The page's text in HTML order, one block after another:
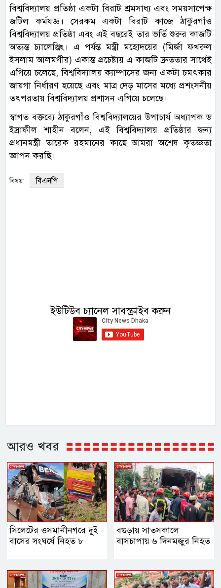
বিশ্ববিদ্যালয় প্রতিষ্ঠা একটা বিরাট শ্রমসাধ্য এবং সময়সাপেক্ষ
জটিল কর্মযজ্ঞ। সেরকম একটা বিরাট কাজে ঠাকুরগাঁও
বিশ্ববিদ্যালয় প্রতিষ্ঠা এবং এই বছরেই তার ভর্তি শুরুর কাজটি
অত্যন্ত চ্যালেঞ্জিং। এ পর্যন্ত মন্ত্রী মহোদয়ের (মির্জা ফখরুল
ইসলাম আলমগীর) একান্ত প্রচেষ্টায় এ কাজটি দ্রুততার সাথেই
এগিয়ে চলেছে, বিশ্ববিদ্যালয় ক্যাম্পাসের জন্য একটা চমৎকার
জায়গা নির্ধারণ হয়েছে এবং মাত্র দেড় মাসের মধ্যে প্রশংসনীয়
তৎপরতায় বিশ্ববিদ্যালয় প্রশাসন এগিয়ে চলেছে।
স্বাগত বক্তব্যে ঠাকুরগাঁও বিশ্ববিদ্যালয়ের উপাচার্য অধ্যাপক ড
ইস্রাফীল শাহীন বলেন, এই বিশ্ববিদ্যালয় প্রতিষ্ঠার জন্য
প্রধানমন্ত্রী তারেক রহমানের কাছে আমরা অশেষ কৃতজ্ঞতা
জ্ঞাপন করছি।
বিষয়: বিএনপি
ইউটিউব চ্যানেল সাবস্ক্রাইব করুন
আরও খবর
সিলেটের ওসমানীনগরে দুই
বাসের সংঘর্ষে নিহত ৮
বগুড়ায় সাতসকালে
বাসচাপায় ৬ দিনমজুর নিহত